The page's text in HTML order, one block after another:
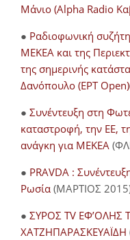
Μάνιο (Alpha Radio
● Ραδιοφωνική
ΜΕΚΕΑ και της
της σημερινής
Δανόπουλο (ΕΡΤ Open)
● Συνέντευξη στη
καταστροφή, την ΕΕ,
ανάγκη για ΜΕΚΕΑ
● PRAVDA :
Ρωσία (ΜΑΡΤΙΟΣ
● ΣΥΡΟΣ TV
ΧΑΤΖΗΠΑΡΑΣΚΕΥΑΪΔΗ